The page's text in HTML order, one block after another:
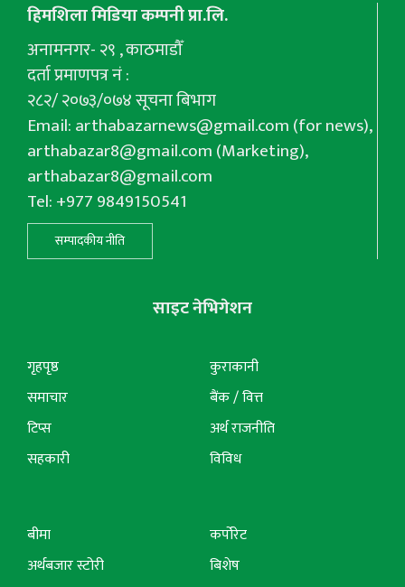
हिमशिला मिडिया कम्पनी प्रा.लि.
अनामनगर- २९ , काठमाडौँ
दर्ता प्रमाणपत्र नं :
२८२/ २०७३/०७४ सूचना बिभाग
Email:arthabazarnews@gmail.com(for news),
arthabazar8@gmail.com(Marketing),
arthabazar8@gmail.com
Tel: +977 9849150541
सम्पादकीय नीति
साइट नेभिगेशन
गृहपृष्ठ
समाचार
टिप्स
सहकारी
कुराकानी
बैंक / वित्त
अर्थ राजनीति
विविध
बीमा
अर्थबजार स्टोरी
कर्पोरेट
बिशेष